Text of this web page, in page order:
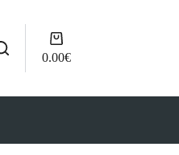
Shopping
cart
0.00€